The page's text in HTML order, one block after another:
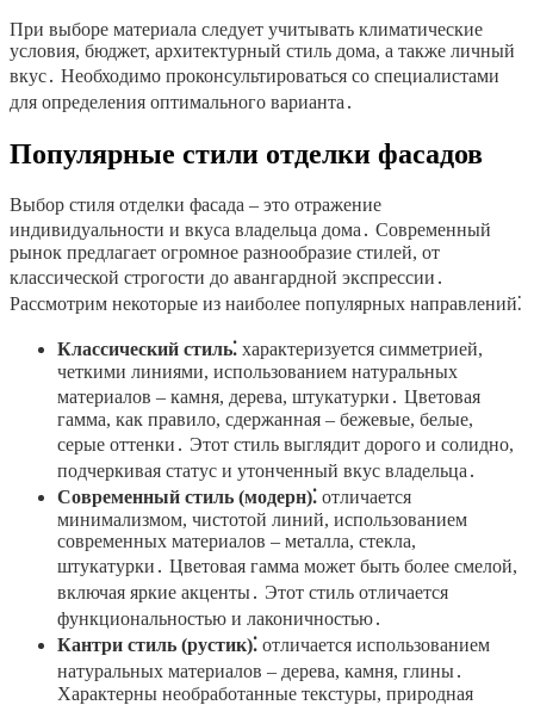
При выборе материала следует учитывать климатические
условия, бюджет, архитектурный стиль дома, а также личный
вкус․ Необходимо проконсультироваться со специалистами
для определения оптимального варианта․
Популярные стили отделки фасадов
Выбор стиля отделки фасада – это отражение
индивидуальности и вкуса владельца дома․ Современный
рынок предлагает огромное разнообразие стилей, от
классической строгости до авангардной экспрессии․
Рассмотрим некоторые из наиболее популярных направлений⁚
Классический стиль⁚ характеризуется симметрией,
четкими линиями, использованием натуральных
материалов – камня, дерева, штукатурки․ Цветовая
гамма, как правило, сдержанная – бежевые, белые,
серые оттенки․ Этот стиль выглядит дорого и солидно,
подчеркивая статус и утонченный вкус владельца․
Современный стиль (модерн)⁚ отличается
минимализмом, чистотой линий, использованием
современных материалов – металла, стекла,
штукатурки․ Цветовая гамма может быть более смелой,
включая яркие акценты․ Этот стиль отличается
функциональностью и лаконичностью․
Кантри стиль (рустик)⁚ отличается использованием
натуральных материалов – дерева, камня, глины․
Характерны необработанные текстуры, природная